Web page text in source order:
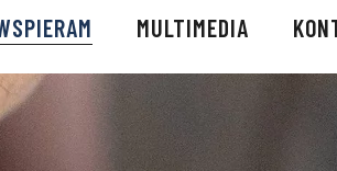
MULTIMEDIA